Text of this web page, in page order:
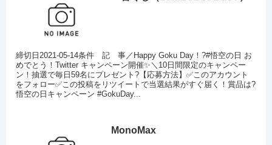
締切日2021-05-14条件 記 事／Happy Goku Day！?#悟空の日 お
めでとう！Twitter キャンペーン開催✨＼10日間限定のキャンペー
ン！抽選で毎日59名にプレゼント?【応募方法】✅このアカウント
をフォロー✅この投稿をリツイートで当選結果がすぐ届く！賞品は?
悟空の日キャンペーン #GokuDay...
MonoMax